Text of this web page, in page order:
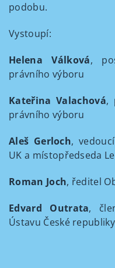
podobu.
Vystoupí:
Helena Válková,
právního výboru
Kateřina Valachová,
právního výboru
Aleš Gerloch,
UK a místopředseda
Roman Joch, ředitel
Edvard Outrata,
Ústavu České